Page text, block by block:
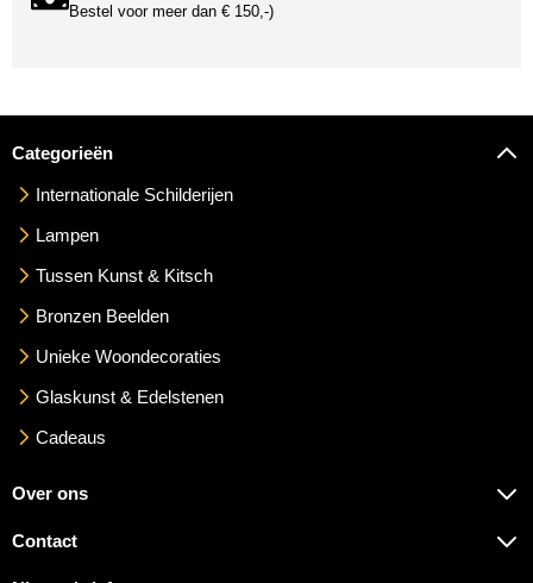
Bestel voor meer dan € 150,-)
Categorieën
Internationale Schilderijen
Lampen
Tussen Kunst & Kitsch
Bronzen Beelden
Unieke Woondecoraties
Glaskunst & Edelstenen
Cadeaus
Over ons
Contact